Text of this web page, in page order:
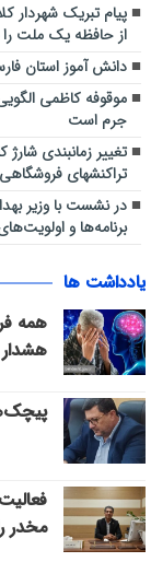
پیام تبریک شهردار
از حافظه یک ملت
دانش آموز استان
موقوفه کاظمی
جرم است
تغییر زمانبندی شارژ
تراکنشهای
در نشست با وزیر
برنامه‌ها و
یادداشت ها
همه
مخدر